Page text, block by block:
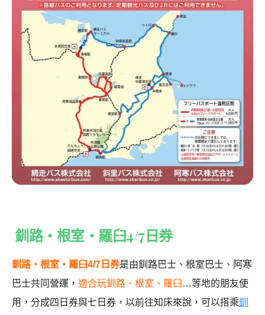
釧路・根室・羅臼4/7日券
釧路・根室・羅臼4/7日券是由釧路巴士、根室巴士、阿寒
巴士共同營運， 適合玩釧路、根室、羅臼 …等地的朋友使
用，分成四日券與七日券，以前往知床來說，可以搭乘釧